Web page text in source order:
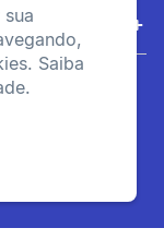
Saiba
elásticas.